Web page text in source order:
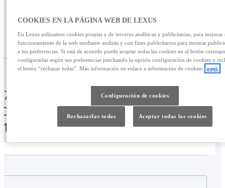
54.900,00 €
777,77 €
/mes
Personalizar financiación
€ /mes
49 mesesEntrada:
€
TAE: 10,02%
Última cuota:
€
COOKIES EN LA PÁGINA WEB DE LEXUS
En Lexus utilizamos cookies propias y de terceros analíticas y publicitarias, para mejorar
funcionamiento de la web mediante análisis y con fines publicitarios para mostrar
a tus preferencias. Si está de acuerdo puede aceptar todas las cookies en el botón
configurarlas según sus preferencias pinchando la opción configuración de cookies o
el botón “rechazar todas”. Más información en enlace a información de cookies
aquí.
Configuración de cookies
Rechazarlas todas Aceptar todas las cookies